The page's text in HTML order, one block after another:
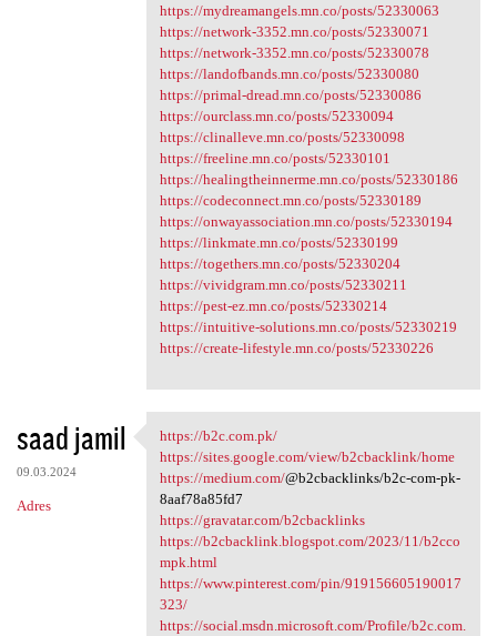
https://mydreamangels.mn.co/posts/52330063
https://network-3352.mn.co/posts/52330071
https://network-3352.mn.co/posts/52330078
https://landofbands.mn.co/posts/52330080
https://primal-dread.mn.co/posts/52330086
https://ourclass.mn.co/posts/52330094
https://clinalleve.mn.co/posts/52330098
https://freeline.mn.co/posts/52330101
https://healingtheinnerme.mn.co/posts/52330186
https://codeconnect.mn.co/posts/52330189
https://onwayassociation.mn.co/posts/52330194
https://linkmate.mn.co/posts/52330199
https://togethers.mn.co/posts/52330204
https://vividgram.mn.co/posts/52330211
https://pest-ez.mn.co/posts/52330214
https://intuitive-solutions.mn.co/posts/52330219
https://create-lifestyle.mn.co/posts/52330226
saad jamil
09.03.2024
Adres
https://b2c.com.pk/
https://b2c.com.pk/
https://sites.google.com/view/b2cbacklink/home
https://medium.com/@b2cbacklinks/b2c-com-pk-
8aaf78a85fd7
https://gravatar.com/b2cbacklinks
https://b2cbacklink.blogspot.com/2023/11/b2cco
mpk.html
https://www.pinterest.com/pin/919156605190017
323/
https://social.msdn.microsoft.com/Profile/b2c.com.